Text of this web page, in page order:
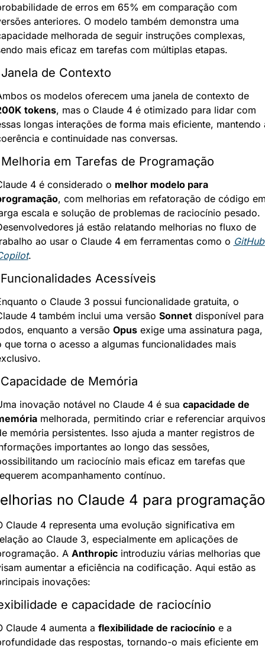
de erros em 65% em comparação com
anteriores. O modelo também demonstra uma
melhorada de seguir instruções complexas,
mais eficaz em tarefas com múltiplas etapas.
de Contexto
Ambos os modelos oferecem uma janela de contexto de
tokens, mas o Claude 4 é otimizado para lidar com
longas interações de forma mais eficiente, mantendo
e continuidade nas conversas.
em Tarefas de Programação
4 é considerado o melhor modelo para
, com melhorias em refatoração de código
escala e solução de problemas de raciocínio pesado.
já estão relatando melhorias no fluxo de
ao usar o Claude 4 em ferramentas como o GitHub
.
Acessíveis
o Claude 3 possui funcionalidade gratuita, o
4 também inclui uma versão Sonnet disponível para
enquanto a versão Opus exige uma assinatura paga,
que torna o acesso a algumas funcionalidades mais
de Memória
inovação notável no Claude 4 é sua capacidade de
melhorada, permitindo criar e referenciar arquivos
memória persistentes. Isso ajuda a manter registros de
importantes ao longo das sessões,
um raciocínio mais eficaz em tarefas que
acompanhamento contínuo.
no Claude 4 para programação
Claude 4 representa uma evolução significativa em
ao Claude 3, especialmente em aplicações de
A Anthropic introduziu várias melhorias que
aumentar a eficiência na codificação. Aqui estão as
inovações:
e capacidade de raciocínio
Claude 4 aumenta a flexibilidade de raciocínio e a
das respostas, tornando-o mais eficiente em